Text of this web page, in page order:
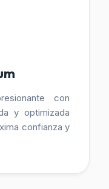
con
y optimizada
confianza y